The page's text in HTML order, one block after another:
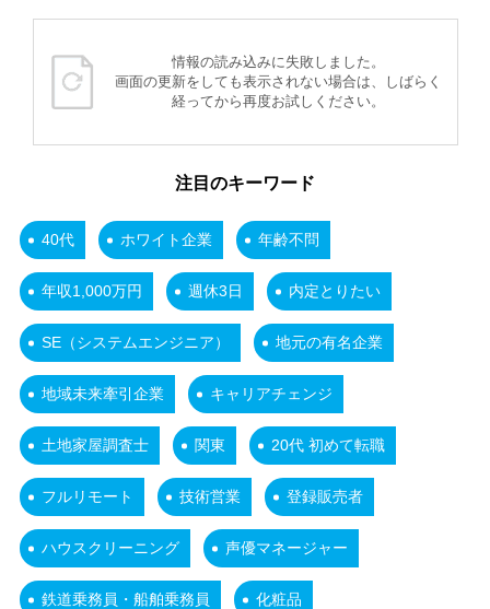
情報の読み込みに失敗しました。
画面の更新をしても表示されない場合は、しばらく
経ってから再度お試しください。
注目のキーワード
40代 ホワイト企業 年齢不問
年収1,000万円 週休3日 内定とりたい
SE（システムエンジニア） 地元の有名企業
地域未来牽引企業 キャリアチェンジ
土地家屋調査士 関東 20代 初めて転職
フルリモート 技術営業 登録販売者
ハウスクリーニング 声優マネージャー
鉄道乗務員・船舶乗務員 化粧品